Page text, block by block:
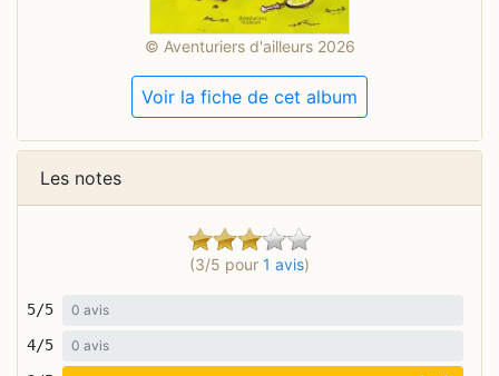
© Aventuriers d'ailleurs 2026
Voir la fiche de cet album
Les notes
(3/5 pour 1 avis)
5/5 0 avis
4/5 0 avis